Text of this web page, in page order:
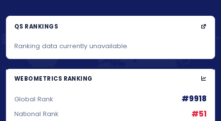
QS RANKINGS
Ranking data currently unavailable.
WEBOMETRICS RANKING
Global Rank #9918
National Rank #51